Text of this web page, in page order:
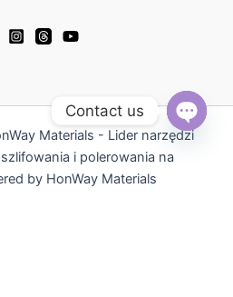
Materials - Lider narzędzi
i polerowania na
by HonWay Materials
Contact us
Open